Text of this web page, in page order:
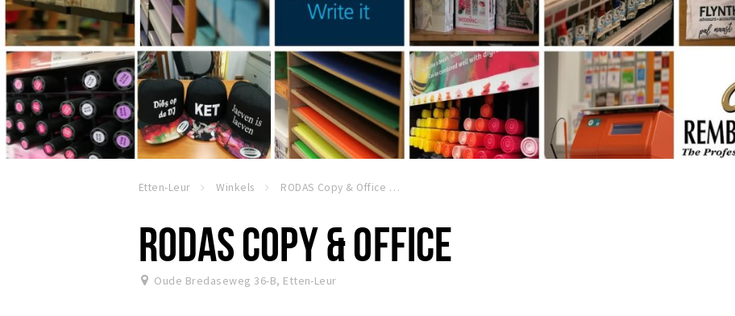
Etten-Leur Winkels RODAS Copy & Office
RODAS COPY & OFFICE
Oude Bredaseweg 36-B, Etten-Leur